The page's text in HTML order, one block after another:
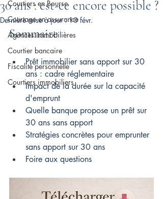
Courtiers en Bourse
Courtage en assurance
Agences immobilières
Courtier bancaire
Fiscalité personnelle
Courtiers immobiliers
30 ans : est-ce encore possible ?
Dernière mise à jour :10 févr.
Sommaire
Prêt immobilier sans apport sur 30
ans : cadre réglementaire
Impact de la durée sur la capacité
d'emprunt
Quelle banque propose un prêt sur
30 ans sans apport
Stratégies concrètes pour emprunter
sans apport sur 30 ans
Foire aux questions